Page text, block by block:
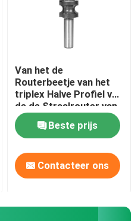
Van het de
Routerbeetje van het
triplex Halve Profiel van
de de Straalrouter van
Bullnose de Beetjes
volledig Rond
gemaakte Rand
Beste prijs
Contacteer ons